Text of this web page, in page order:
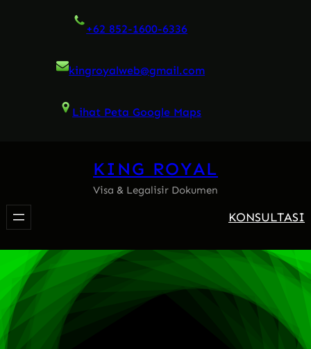
+62 852-1600-6336
kingroyalweb@gmail.com
Lihat Peta Google Maps
KING ROYAL
Visa & Legalisir Dokumen
KONSULTASI